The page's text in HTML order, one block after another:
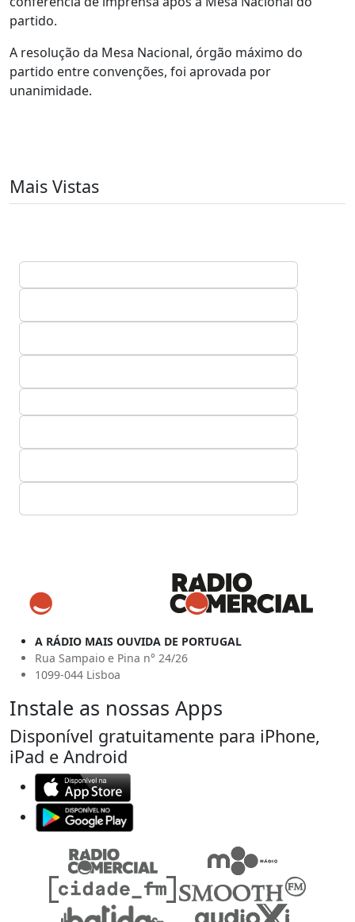
partido.
A resolução da Mesa Nacional, órgão máximo do
partido entre convenções, foi aprovada por
unanimidade.
Mais Vistas
A RÁDIO MAIS OUVIDA DE PORTUGAL
Rua Sampaio e Pina n° 24/26
1099-044 Lisboa
Instale as nossas Apps
Disponível gratuitamente para iPhone,
iPad e Android